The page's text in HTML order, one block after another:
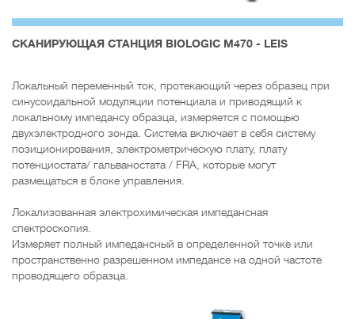
CКАНИРУЮЩАЯ СТАНЦИЯ BIOLOGIC M470 - LEIS
Локальный переменный ток, протекающий через образец при
синусоидальной модуляции потенциала и приводящий к
локальному импедансу образца, измеряется с помощью
двухэлектродного зонда. Система включает в себя систему
позиционирования, электрометрическую плату, плату
потенциостата/ гальваностата / FRA, которые могут
размещаться в блоке управления.
Локализованная электрохимическая импедансная
спектроскопия.
Измеряет полный импедансный в определенной точке или
пространственно разрешенном импедансе на одной частоте
проводящего образца.